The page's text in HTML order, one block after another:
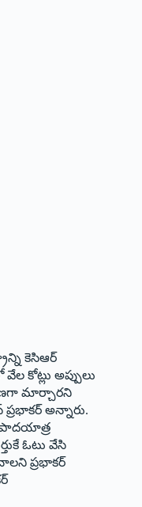
కెసిఆర్
కోట్లు అప్పులు
మార్చారని
అన్నారు.
పాదయాత్ర
ఓటు వేసి
ప్రభాకర్